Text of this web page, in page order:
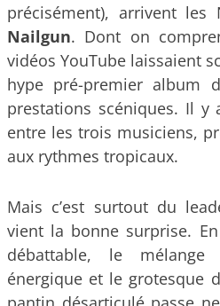
précisément), arrivent les
Nailgun. Dont on
vidéos YouTube laissaient
hype pré-premier album
prestations scéniques. Il y
entre les trois musiciens,
aux rythmes tropicaux.
Mais c’est surtout du
vient la bonne surprise.
débattable, le
énergique et le grotesque